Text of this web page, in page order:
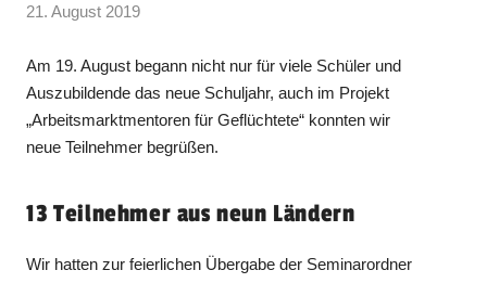
21. August 2019
Am 19. August begann nicht nur für viele Schüler und
Auszubildende das neue Schuljahr, auch im Projekt
„Arbeitsmarktmentoren für Geflüchtete“ konnten wir
neue Teilnehmer begrüßen.
13 Teilnehmer aus neun Ländern
Wir hatten zur feierlichen Übergabe der Seminarordner